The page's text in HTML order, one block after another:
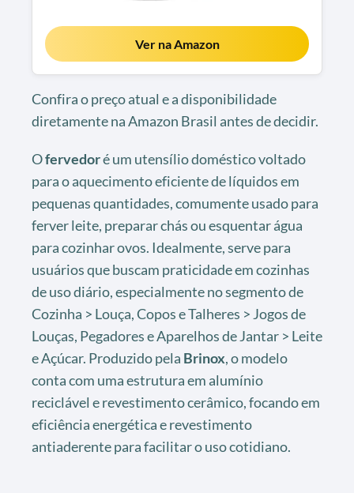
Ver na Amazon
Confira o preço atual e a disponibilidade
diretamente na Amazon Brasil antes de decidir.
Ofervedoré um utensílio doméstico voltado
para o aquecimento eficiente de líquidos em
pequenas quantidades, comumente usado para
ferver leite, preparar chás ou esquentar água
para cozinhar ovos. Idealmente, serve para
usuários que buscam praticidade em cozinhas
de uso diário, especialmente no segmento de
Cozinha > Louça, Copos e Talheres > Jogos de
Louças, Pegadores e Aparelhos de Jantar > Leite
e Açúcar. Produzido pela Brinox, o modelo
conta com uma estrutura em alumínio
reciclável e revestimento cerâmico, focando em
eficiência energética e revestimento
antiaderente para facilitar o uso cotidiano.